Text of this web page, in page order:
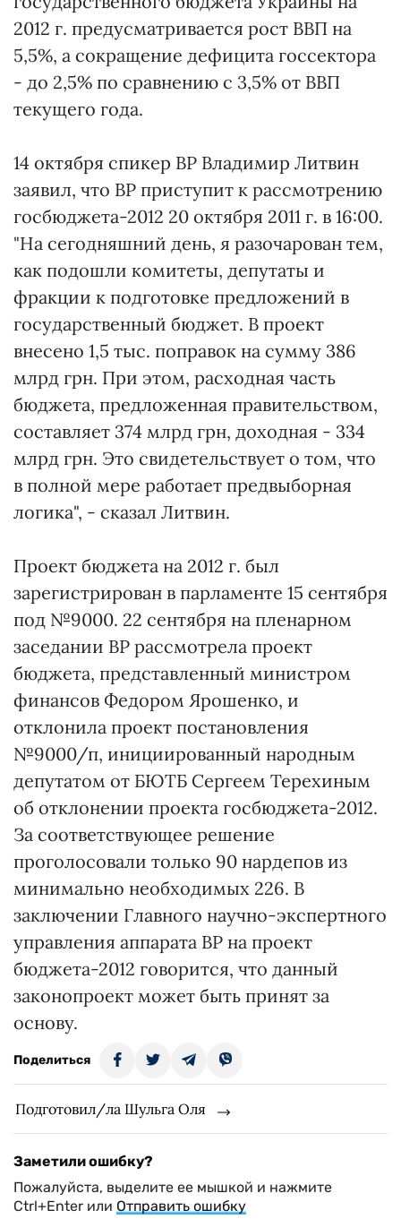
2012 г. предусматривается рост ВВП на
5,5%, а сокращение дефицита госсектора
- до 2,5% по сравнению с 3,5% от ВВП
текущего года.
14 октября спикер ВР Владимир Литвин
заявил, что ВР приступит к рассмотрению
госбюджета-2012 20 октября 2011 г. в 16:00.
"На сегодняшний день, я разочарован тем,
как подошли комитеты, депутаты и
фракции к подготовке предложений в
государственный бюджет. В проект
внесено 1,5 тыс. поправок на сумму 386
млрд грн. При этом, расходная часть
бюджета, предложенная правительством,
составляет 374 млрд грн, доходная - 334
млрд грн. Это свидетельствует о том, что
в полной мере работает предвыборная
логика", - сказал Литвин.
Проект бюджета на 2012 г. был
зарегистрирован в парламенте 15 сентября
под №9000. 22 сентября на пленарном
заседании ВР рассмотрела проект
бюджета, представленный министром
финансов Федором Ярошенко, и
отклонила проект постановления
№9000/п, инициированный народным
депутатом от БЮТБ Сергеем Терехиным
об отклонении проекта госбюджета-2012.
За соответствующее решение
проголосовали только 90 нардепов из
минимально необходимых 226. В
заключении Главного научно-экспертного
управления аппарата ВР на проект
бюджета-2012 говорится, что данный
законопроект может быть принят за
основу.
Поделиться
Подготовил/ла Шульга Оля
Заметили ошибку?
Пожалуйста, выделите ее мышкой и нажмите
Ctrl+Enter или Отправить ошибку